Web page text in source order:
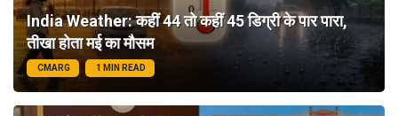
India Weather: कहीं 44 तो कहीं 45 डिग्री के पार पारा,
तीखा होता मई का मौसम
CMARG 1 MIN READ